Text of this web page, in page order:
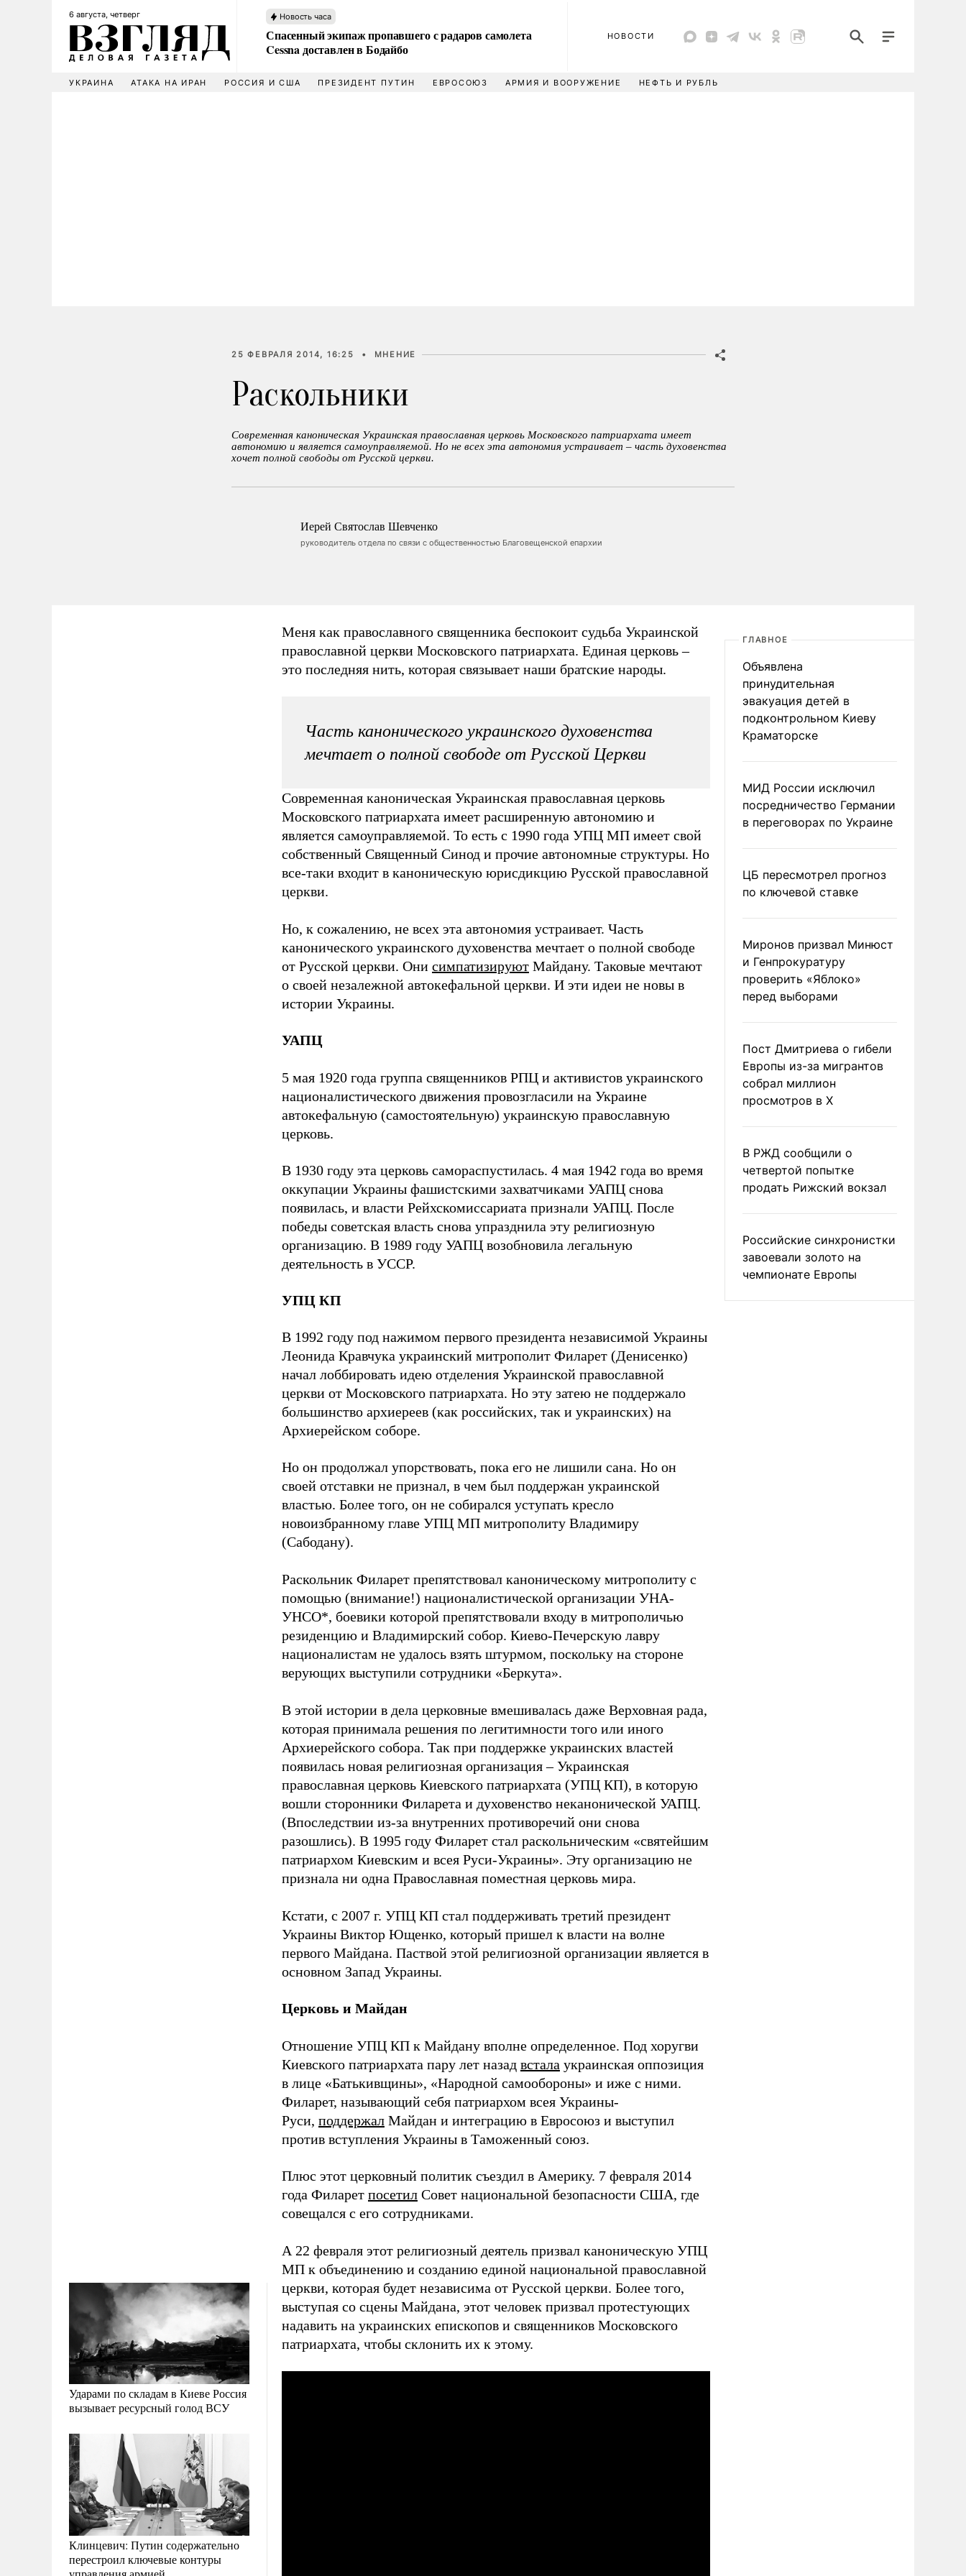
6 августа, четверг Новость часа
Спасенный экипаж пропавшего с радаров самолета
Cessna доставлен в Бодайбо
НОВОСТИ
УКРАИНА АТАКА НА ИРАН РОССИЯ И США ПРЕЗИДЕНТ ПУТИН ЕВРОСОЮЗ АРМИЯ И ВООРУЖЕНИЕ НЕФТЬ И РУБЛЬ
25 ФЕВРАЛЯ 2014, 16:25 • МНЕНИЕ
Раскольники
Современная каноническая Украинская православная церковь Московского патриархата имеет
автономию и является самоуправляемой. Но не всех эта автономия устраивает – часть духовенства
хочет полной свободы от Русской церкви.
Иерей Святослав Шевченко
руководитель отдела по связи с общественностью Благовещенской епархии
Ударами по складам в Киеве Россия
вызывает ресурсный голод ВСУ
Клинцевич: Путин содержательно
перестроил ключевые контуры
Меня как православного священника беспокоит судьба Украинской
православной церкви Московского патриархата. Единая церковь –
это последняя нить, которая связывает наши братские народы.
Часть канонического украинского духовенства
мечтает о полной свободе от Русской Церкви
Современная каноническая Украинская православная церковь
Московского патриархата имеет расширенную автономию и
является самоуправляемой. То есть с 1990 года УПЦ МП имеет свой
собственный Священный Синод и прочие автономные структуры. Но
все-таки входит в каноническую юрисдикцию Русской православной
церкви.
Но, к сожалению, не всех эта автономия устраивает. Часть
канонического украинского духовенства мечтает о полной свободе
от Русской церкви. Они симпатизируют Майдану. Таковые мечтают
о своей незалежной автокефальной церкви. И эти идеи не новы в
истории Украины.
УАПЦ
5 мая 1920 года группа священников РПЦ и активистов украинского
националистического движения провозгласили на Украине
автокефальную (самостоятельную) украинскую православную
церковь.
В 1930 году эта церковь самораспустилась. 4 мая 1942 года во время
оккупации Украины фашистскими захватчиками УАПЦ снова
появилась, и власти Рейхскомиссариата признали УАПЦ. После
победы советская власть снова упразднила эту религиозную
организацию. В 1989 году УАПЦ возобновила легальную
деятельность в УССР.
УПЦ КП
В 1992 году под нажимом первого президента независимой Украины
Леонида Кравчука украинский митрополит Филарет (Денисенко)
начал лоббировать идею отделения Украинской православной
церкви от Московского патриархата. Но эту затею не поддержало
большинство архиереев (как российских, так и украинских) на
Архиерейском соборе.
Но он продолжал упорствовать, пока его не лишили сана. Но он
своей отставки не признал, в чем был поддержан украинской
властью. Более того, он не собирался уступать кресло
новоизбранному главе УПЦ МП митрополиту Владимиру
(Сабодану).
Раскольник Филарет препятствовал каноническому митрополиту с
помощью (внимание!) националистической организации УНА-
УНСО*, боевики которой препятствовали входу в митрополичью
резиденцию и Владимирский собор. Киево-Печерскую лавру
националистам не удалось взять штурмом, поскольку на стороне
верующих выступили сотрудники «Беркута».
В этой истории в дела церковные вмешивалась даже Верховная рада,
которая принимала решения по легитимности того или иного
Архиерейского собора. Так при поддержке украинских властей
появилась новая религиозная организация – Украинская
православная церковь Киевского патриархата (УПЦ КП), в которую
вошли сторонники Филарета и духовенство неканонической УАПЦ.
(Впоследствии из-за внутренних противоречий они снова
разошлись). В 1995 году Филарет стал раскольническим «святейшим
патриархом Киевским и всея Руси-Украины». Эту организацию не
признала ни одна Православная поместная церковь мира.
Кстати, с 2007 г. УПЦ КП стал поддерживать третий президент
Украины Виктор Ющенко, который пришел к власти на волне
первого Майдана. Паствой этой религиозной организации является в
основном Запад Украины.
Церковь и Майдан
Отношение УПЦ КП к Майдану вполне определенное. Под хоругви
Киевского патриархата пару лет назад встала украинская оппозиция
в лице «Батькивщины», «Народной самообороны» и иже с ними.
Филарет, называющий себя патриархом всея Украины-
Руси, поддержал Майдан и интеграцию в Евросоюз и выступил
против вступления Украины в Таможенный союз.
Плюс этот церковный политик съездил в Америку. 7 февраля 2014
года Филарет посетил Совет национальной безопасности США, где
совещался с его сотрудниками.
А 22 февраля этот религиозный деятель призвал каноническую УПЦ
МП к объединению и созданию единой национальной православной
церкви, которая будет независима от Русской церкви. Более того,
выступая со сцены Майдана, этот человек призвал протестующих
надавить на украинских епископов и священников Московского
патриархата, чтобы склонить их к этому.
ГЛАВНОЕ
Объявлена
принудительная
эвакуация детей в
подконтрольном Киеву
Краматорске
МИД России исключил
посредничество Германии
в переговорах по Украине
ЦБ пересмотрел прогноз
по ключевой ставке
Миронов призвал Минюст
и Генпрокуратуру
проверить «Яблоко»
перед выборами
Пост Дмитриева о гибели
Европы из-за мигрантов
собрал миллион
просмотров в X
В РЖД сообщили о
четвертой попытке
продать Рижский вокзал
Российские синхронистки
завоевали золото на
чемпионате Европы